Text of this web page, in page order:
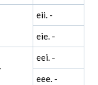
eii. -
eie. -
eei. -
eee. -